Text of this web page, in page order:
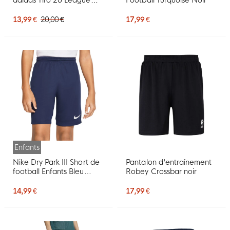
13,99 € 20,00 € 17,99 €
Enfants
Nike Dry Park III Short de
football Enfants Bleu
14,99 €
Pantalon d'entraînement
Robey Crossbar noir
17,99 €